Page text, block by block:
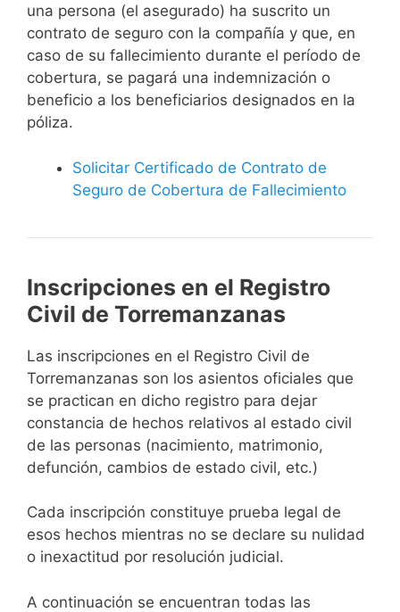
una persona (el asegurado) ha suscrito un
contrato de seguro con la compañía y que, en
caso de su fallecimiento durante el período de
cobertura, se pagará una indemnización o
beneficio a los beneficiarios designados en la
póliza.
Solicitar Certificado de Contrato de
Seguro de Cobertura de Fallecimiento
Inscripciones en el Registro
Civil de Torremanzanas
Las inscripciones en el Registro Civil de
Torremanzanas son los asientos oficiales que
se practican en dicho registro para dejar
constancia de hechos relativos al estado civil
de las personas (nacimiento, matrimonio,
defunción, cambios de estado civil, etc.)
Cada inscripción constituye prueba legal de
esos hechos mientras no se declare su nulidad
o inexactitud por resolución judicial.
A continuación se encuentran todas las